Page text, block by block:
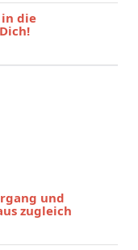
in die
und
zugleich